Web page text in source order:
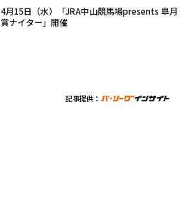
4月15日（水）「JRA中山競馬場presents 皐月
賞ナイター」開催
記事提供：